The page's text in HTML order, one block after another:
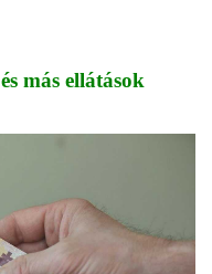
más ellátások